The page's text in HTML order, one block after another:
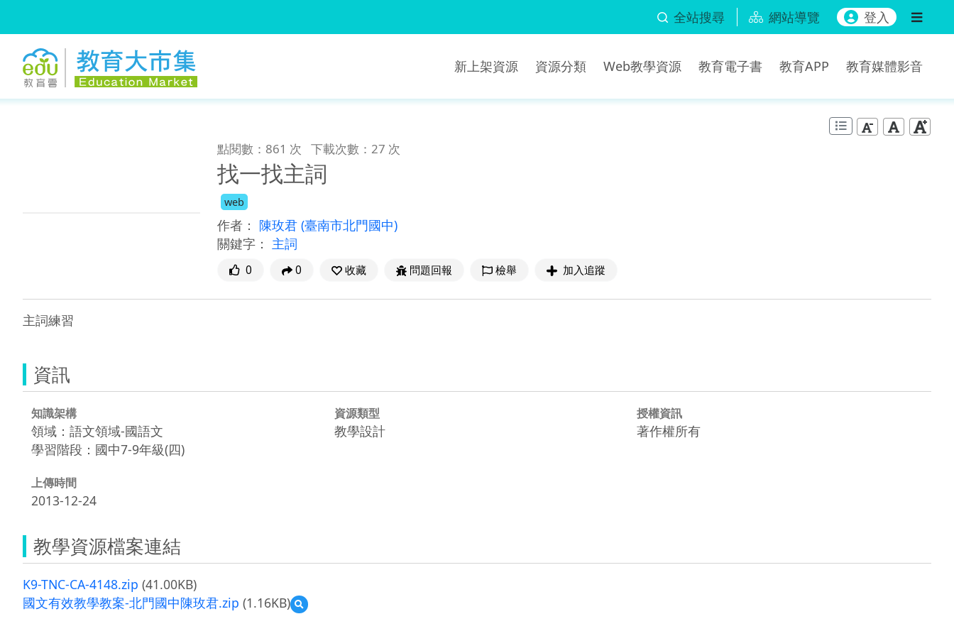
全站搜尋 網站導覽 登入
新上架資源 資源分類 Web教學資源 教育電子書 教育APP 教育媒體影音
點閱數：861 次 下載次數：27 次
找一找主詞
web
作者： 陳玫君 (臺南市北門國中)
關鍵字： 主詞
0 0 收藏 問題回報 檢舉 加入追蹤
主詞練習
資訊
知識架構
領域：語文領域-國語文
學習階段：國中7-9年級(四)
資源類型
教學設計
授權資訊
著作權所有
上傳時間
2013-12-24
教學資源檔案連結
K9-TNC-CA-4148.zip (41.00KB)
國文有效教學教案-北門國中陳玫君.zip (1.16KB)
預
覽